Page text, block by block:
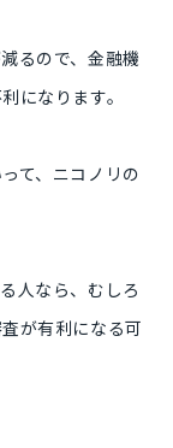
るので、金融機
になります。
て、ニコノリの
人なら、むしろ
が有利になる可